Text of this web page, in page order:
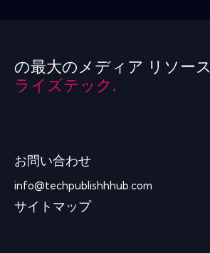
の最大のメディア リソース
ライズテック.
お問い合わせ
info@techpublishhhub.com
サイトマップ